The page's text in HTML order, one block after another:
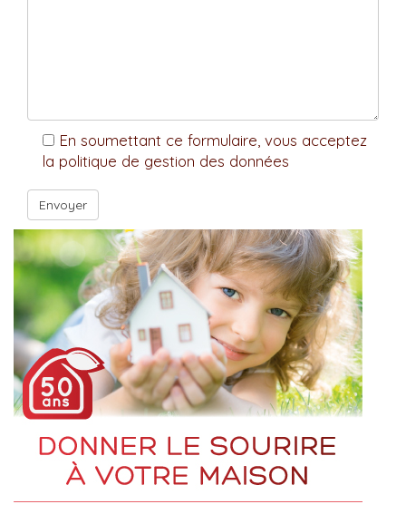
En soumettant ce formulaire, vous acceptez
la politique de gestion des données